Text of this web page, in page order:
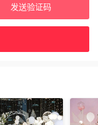
发送验证码